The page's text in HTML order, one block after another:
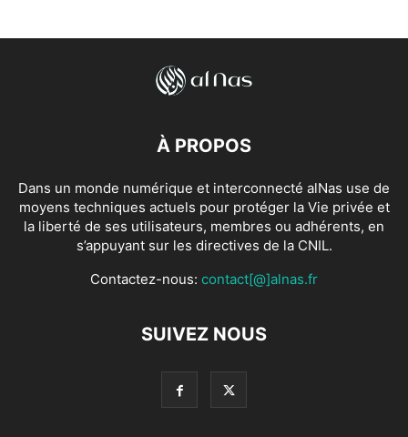
À PROPOS
Dans un monde numérique et interconnecté alNas use de
moyens techniques actuels pour protéger la Vie privée et
la liberté de ses utilisateurs, membres ou adhérents, en
s’appuyant sur les directives de la CNIL.
Contactez-nous: contact[@]alnas.fr
SUIVEZ NOUS